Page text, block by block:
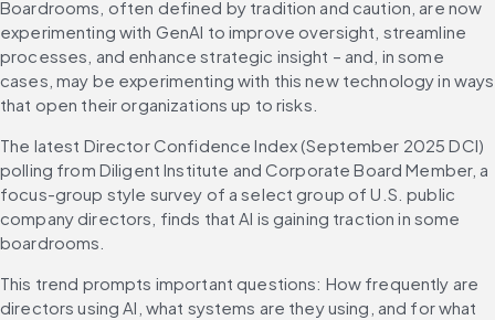
Boardrooms, often defined by tradition and caution, are now
experimenting with GenAI to improve oversight, streamline
processes, and enhance strategic insight – and, in some
cases, may be experimenting with this new technology in ways
that open their organizations up to risks.
The latest Director Confidence Index (September 2025 DCI)
polling from Diligent Institute and Corporate Board Member, a
focus-group style survey of a select group of U.S. public
company directors, finds that AI is gaining traction in some
boardrooms.
This trend prompts important questions: How frequently are
directors using AI, what systems are they using, and for what